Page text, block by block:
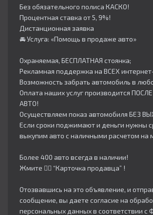
Без обязательного полиса КАСКО!
Процентная ставка от 5, 9%!
Дистанционная заявка
🚘 Услуга: «Помощь в продаже авто»
Охраняемая, БЕСПЛАТНАЯ стоянка;
Рекламная поддержка на ВСЕХ
Возможность забрать автомобиль в
Оплата наших услуг производится
АВТО!
Осуществляем показ автомобиля БЕЗ
Если сроки поджимают и деньги нужны
выкупим авто с наличными расчетом на
Более 400 авто всегда в наличии!
Жмите 👇🏻 “Карточка продавца” !
Отозвавшись на это объявление, и
сообщение, вы даете согласие на
персональных данных в соответствии с